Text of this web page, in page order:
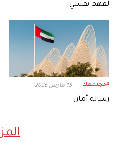
لفهم نفسي
#مجتمعك 15 مارس 2026
رسالة أمان